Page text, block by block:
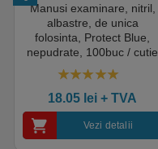
Manusi examinare, nitril,
albastre, de unica
folosinta, Protect Blue,
nepudrate, 100buc / cutie
pentru medical, HoReCa,
saloane si domeniul
industrial, calitate premium
18.05 lei + TVA
Vezi detalii